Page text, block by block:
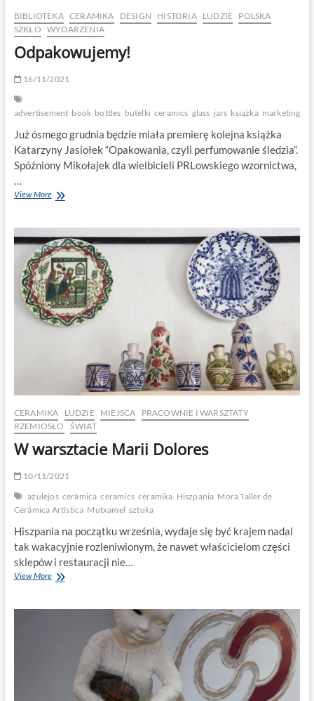
BIBLIOTEKA CERAMIKA DESIGN HISTORIA LUDZIE POLSKA
SZKŁO WYDARZENIA
Odpakowujemy!
16/11/2021
advertisement book bottles butelki ceramics glass jars książka marketing
Już ósmego grudnia będzie miała premierę kolejna książka
Katarzyny Jasiołek “Opakowania, czyli perfumowanie śledzia”.
Spóźniony Mikołajek dla wielbicieli PRLowskiego wzornictwa,
…
View MoreOdpakowujemy!
CERAMIKA LUDZIE MIEJSCA
PRACOWNIE I WARSZTATY
RZEMIOSŁO
ŚWIAT
W warsztacie Marii Dolores
10/11/2021
azulejos cerámica ceramics ceramika Hiszpania Mora Taller de
Cerámica Artística Mutxamel sztuka
Hiszpania na początku września, wydaje się być krajem nadal
tak wakacyjnie rozleniwionym, że nawet właścicielom części
sklepów i restauracji nie…
View MoreW